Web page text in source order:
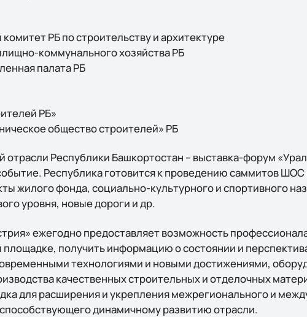
РБ по строительству и архитектуре
коммунального хозяйства РБ
палата РБ
РБ»
общество строителей» РБ
отрасли Республики Башкортостан – выставка-форум
Республика готовится к проведению саммитов ШОС
жилого фонда, социально-культурного и спортивного
уровня, новые дороги и др.
ежегодно предоставляет возможность
площадке, получить информацию о состоянии и
технологиями и новыми достижениями,
качественных строительных и отделочных
для расширения и укрепления межрегионального и
динамичному развитию отрасли.